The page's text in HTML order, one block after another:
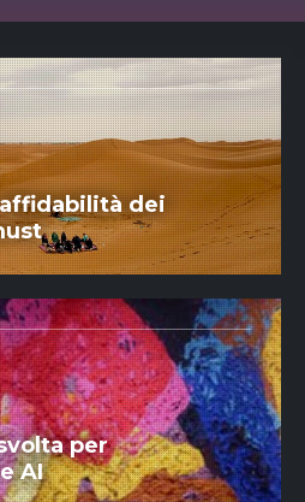
dei
per
AI